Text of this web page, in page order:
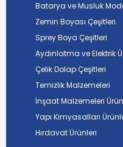
Batarya ve Musluk
Zemin Boyası Çeşitleri
Sprey Boya Çeşitleri
Aydınlatma ve Elektrik
Çelik Dolap Çeşitleri
Temizlik Malzemeleri
İnşaat Malzemeleri
Yapı Kimyasalları
Hırdavat Ürünleri